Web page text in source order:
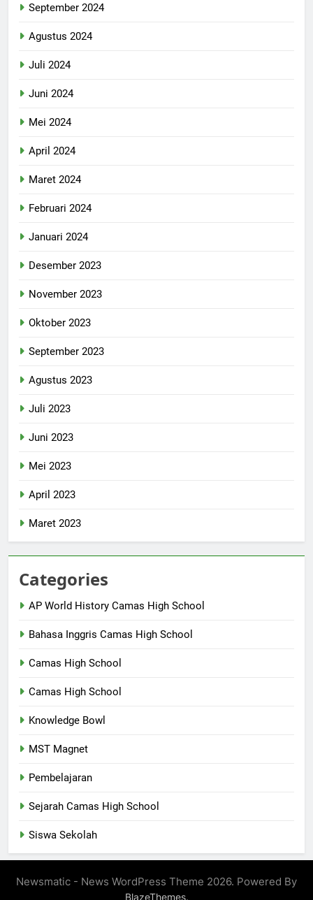
September 2024
Agustus 2024
Juli 2024
Juni 2024
Mei 2024
April 2024
Maret 2024
Februari 2024
Januari 2024
Desember 2023
November 2023
Oktober 2023
September 2023
Agustus 2023
Juli 2023
Juni 2023
Mei 2023
April 2023
Maret 2023
Categories
AP World History Camas High School
Bahasa Inggris Camas High School
Camas High School
Camas High School
Knowledge Bowl
MST Magnet
Pembelajaran
Sejarah Camas High School
Siswa Sekolah
Newsmatic - News WordPress Theme 2026. Powered By
BlazeThemes.